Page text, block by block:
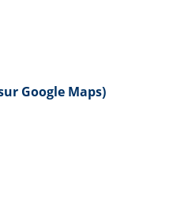
Google Maps)